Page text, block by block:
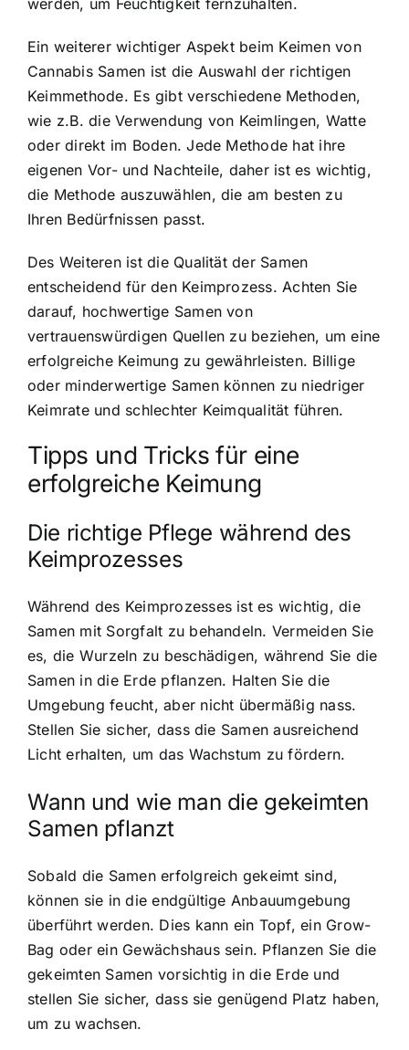
Ein weiterer wichtiger Aspekt beim Keimen von
Cannabis Samen ist die Auswahl der richtigen
Keimmethode. Es gibt verschiedene Methoden,
wie z.B. die Verwendung von Keimlingen, Watte
oder direkt im Boden. Jede Methode hat ihre
eigenen Vor- und Nachteile, daher ist es wichtig,
die Methode auszuwählen, die am besten zu
Ihren Bedürfnissen passt.
Des Weiteren ist die Qualität der Samen
entscheidend für den Keimprozess. Achten Sie
darauf, hochwertige Samen von
vertrauenswürdigen Quellen zu beziehen, um eine
erfolgreiche Keimung zu gewährleisten. Billige
oder minderwertige Samen können zu niedriger
Keimrate und schlechter Keimqualität führen.
Tipps und Tricks für eine
erfolgreiche Keimung
Die richtige Pflege während des
Keimprozesses
Während des Keimprozesses ist es wichtig, die
Samen mit Sorgfalt zu behandeln. Vermeiden Sie
es, die Wurzeln zu beschädigen, während Sie die
Samen in die Erde pflanzen. Halten Sie die
Umgebung feucht, aber nicht übermäßig nass.
Stellen Sie sicher, dass die Samen ausreichend
Licht erhalten, um das Wachstum zu fördern.
Wann und wie man die gekeimten
Samen pflanzt
Sobald die Samen erfolgreich gekeimt sind,
können sie in die endgültige Anbauumgebung
überführt werden. Dies kann ein Topf, ein Grow-
Bag oder ein Gewächshaus sein. Pflanzen Sie die
gekeimten Samen vorsichtig in die Erde und
stellen Sie sicher, dass sie genügend Platz haben,
um zu wachsen.